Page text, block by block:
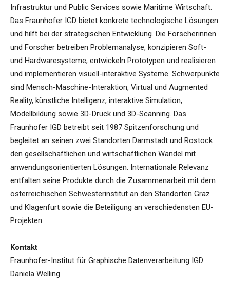
Infrastruktur und Public Services sowie Maritime Wirtschaft.
Das Fraunhofer IGD bietet konkrete technologische Lösungen
und hilft bei der strategischen Entwicklung. Die Forscherinnen
und Forscher betreiben Problemanalyse, konzipieren Soft-
und Hardwaresysteme, entwickeln Prototypen und realisieren
und implementieren visuell-interaktive Systeme. Schwerpunkte
sind Mensch-Maschine-Interaktion, Virtual und Augmented
Reality, künstliche Intelligenz, interaktive Simulation,
Modellbildung sowie 3D-Druck und 3D-Scanning. Das
Fraunhofer IGD betreibt seit 1987 Spitzenforschung und
begleitet an seinen zwei Standorten Darmstadt und Rostock
den gesellschaftlichen und wirtschaftlichen Wandel mit
anwendungsorientierten Lösungen. Internationale Relevanz
entfalten seine Produkte durch die Zusammenarbeit mit dem
österreichischen Schwesterinstitut an den Standorten Graz
und Klagenfurt sowie die Beteiligung an verschiedensten EU-
Projekten.
Kontakt
Fraunhofer-Institut für Graphische Datenverarbeitung IGD
Daniela Welling